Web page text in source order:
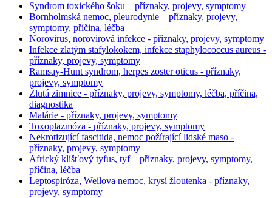
Syndrom toxického šoku – příznaky, projevy, symptomy
Bornholmská nemoc, pleurodynie – příznaky, projevy,
symptomy, příčina, léčba
Norovirus, norovirová infekce - příznaky, projevy, symptomy
Infekce zlatým stafylokokem, infekce staphylococcus aureus -
příznaky, projevy, symptomy
Ramsay-Hunt syndrom, herpes zoster oticus - příznaky,
projevy, symptomy
Žlutá zimnice - příznaky, projevy, symptomy, léčba, příčina,
diagnostika
Malárie - příznaky, projevy, symptomy
Toxoplazmóza - příznaky, projevy, symptomy
Nekrotizující fascitida, nemoc požírající lidské maso -
příznaky, projevy, symptomy
Africký klíšťový tyfus, tyf – příznaky, projevy, symptomy,
příčina, léčba
Leptospiróza, Weilova nemoc, krysí žloutenka - příznaky,
projevy, symptomy